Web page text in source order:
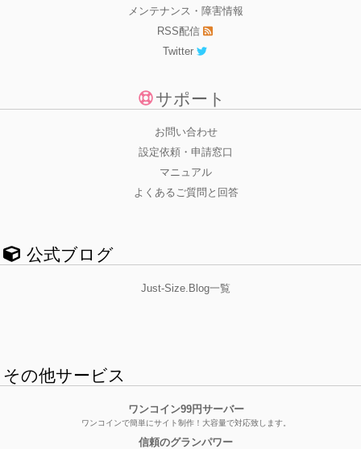
メンテナンス・障害情報
RSS配信
Twitter
サポート
お問い合わせ
設定依頼・申請窓口
マニュアル
よくあるご質問と回答
公式ブログ
Just-Size.Blog一覧
その他サービス
ワンコイン99円サーバー
ワンコインで簡単にサイト制作！大容量で対応致します。
信頼のグランパワー